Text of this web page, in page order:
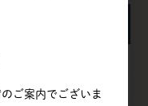
ご案内でございま